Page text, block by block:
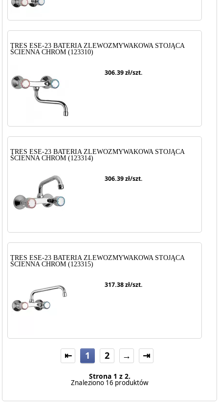
TRES ESE-23 BATERIA ZLEWOZMYWAKOWA STOJĄCA
ŚCIENNA CHROM (123310)
306.39zł/szt.
TRES ESE-23 BATERIA ZLEWOZMYWAKOWA STOJĄCA
ŚCIENNA CHROM (123314)
306.39zł/szt.
TRES ESE-23 BATERIA ZLEWOZMYWAKOWA STOJĄCA
ŚCIENNA CHROM (123315)
317.38zł/szt.
⇤ 1 2 → ⇥
Strona 1 z 2.
Znaleziono 16 produktów